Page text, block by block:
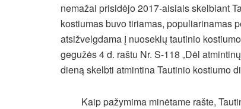
nemažai prisidėjo 2017-aisiais skelbiant
kostiumas buvo tiriamas, populiarinamas
atsižvelgdama į nuoseklų tautinio
gegužės 4 d. raštu Nr. S-118 „Dėl
dieną skelbti atmintina Tautinio kostiumo
Kaip pažymima minėtame rašte,